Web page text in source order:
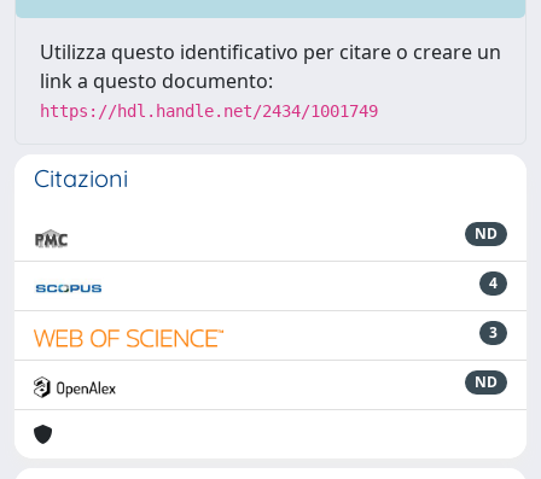
Utilizza questo identificativo per citare o creare un
link a questo documento:
https://hdl.handle.net/2434/1001749
Citazioni
ND
4
3
ND